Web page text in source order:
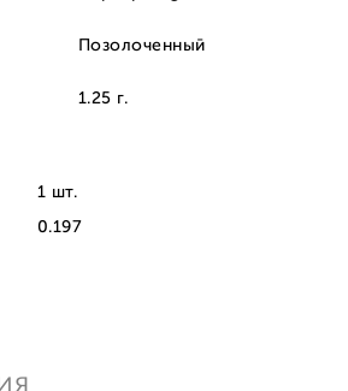
Позолоченный
1.25 г.
1 шт.
0.197